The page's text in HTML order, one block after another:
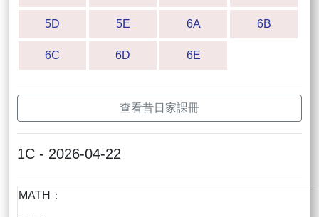
5D 5E 6A 6B
6C 6D 6E
查看昔日家課冊
1C - 2026-04-22
MATH：